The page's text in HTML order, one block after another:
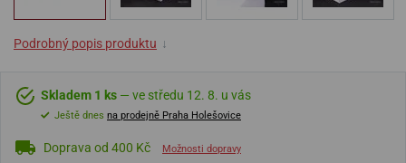
Podrobný popis produktu ↓
Skladem 1 ks — ve středu 12. 8. u vás
Ještě dnes na prodejně Praha Holešovice
Doprava od 400 Kč Možnosti dopravy